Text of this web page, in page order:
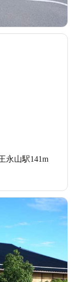
い！
城みたい!
メーカーseca社
り直面できま
永山駅141m